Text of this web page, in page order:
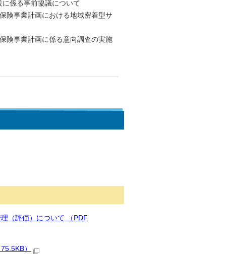
係る事前協議について
険事業計画における地域密着型サ
険事業計画に係る意向調査の実施
（評価）について （PDF
）